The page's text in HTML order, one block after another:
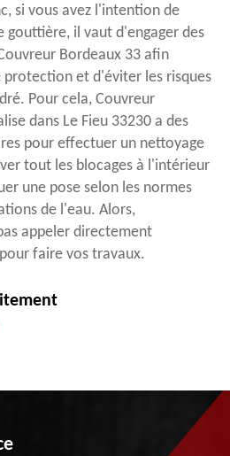
si vous avez l'intention de
il vaut d'engager des
Bordeaux 33 afin
protection et d'éviter les risques
Pour cela, Couvreur
dans Le Fieu 33230 a des
pour effectuer un nettoyage
tout les blocages à l'intérieur
une pose selon les normes
de l'eau. Alors,
appeler directement
faire vos travaux.